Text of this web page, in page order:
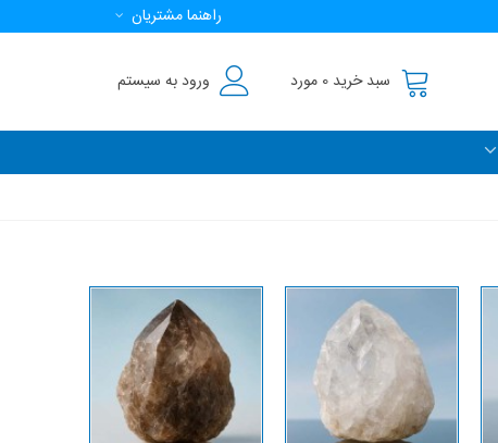
راهنما مشتریان
سبد خرید 0 مورد ورود به سیستم